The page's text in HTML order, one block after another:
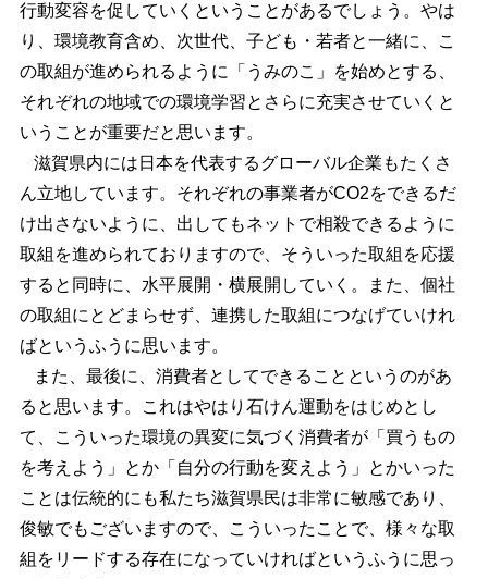
行動変容を促していくということがあるでしょう。やは
り、環境教育含め、次世代、子ども・若者と一緒に、こ
の取組が進められるように「うみのこ」を始めとする、
それぞれの地域での環境学習とさらに充実させていくと
いうことが重要だと思います。
滋賀県内には日本を代表するグローバル企業もたくさ
ん立地しています。それぞれの事業者がCO2をできるだ
け出さないように、出してもネットで相殺できるように
取組を進められておりますので、そういった取組を応援
すると同時に、水平展開・横展開していく。また、個社
の取組にとどまらせず、連携した取組につなげていけれ
ばというふうに思います。
また、最後に、消費者としてできることというのがあ
ると思います。これはやはり石けん運動をはじめとし
て、こういった環境の異変に気づく消費者が「買うもの
を考えよう」とか「自分の行動を変えよう」とかいった
ことは伝統的にも私たち滋賀県民は非常に敏感であり、
俊敏でもございますので、こういったことで、様々な取
組をリードする存在になっていければというふうに思っ